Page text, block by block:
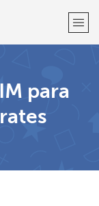
→
para